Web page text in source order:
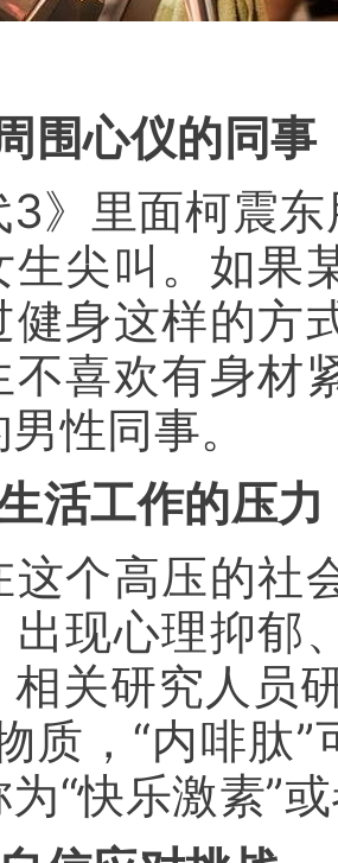
围心仪的同事
3》里面柯震
生尖叫。如果
健身这样的方
不喜欢有身材
性同事。
活工作的压力
这个高压的社
出现心理抑郁
相关研究人员
质，“内啡肽
“快乐激素”